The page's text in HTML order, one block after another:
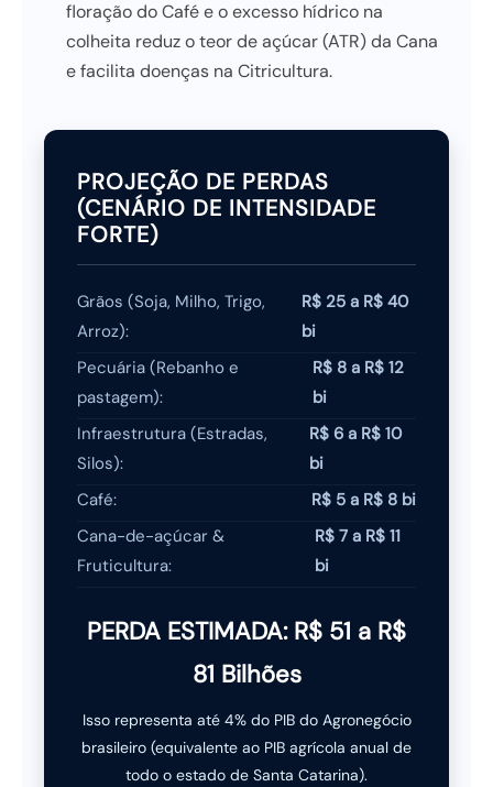
floração do Café e o excesso hídrico na
colheita reduz o teor de açúcar (ATR) da Cana
e facilita doenças na Citricultura.
PROJEÇÃO DE PERDAS
(CENÁRIO DE INTENSIDADE
FORTE)
Grãos (Soja, Milho, Trigo,
Arroz):
R$ 25 a R$ 40
bi
Pecuária (Rebanho e
pastagem):
R$ 8 a R$ 12
bi
Infraestrutura (Estradas,
Silos):
R$ 6 a R$ 10
bi
Café:
R$ 5 a R$ 8 bi
Cana-de-açúcar &
Fruticultura:
R$ 7 a R$ 11
bi
PERDA ESTIMADA: R$ 51 a R$
81 Bilhões
Isso representa até 4% do PIB do Agronegócio
brasileiro (equivalente ao PIB agrícola anual de
todo o estado de Santa Catarina).